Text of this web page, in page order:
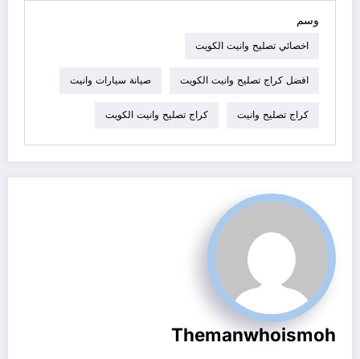
وسم
اخصائي تصليح وانيت الكويت
افضل كراج تصليح وانيت الكويت صيانة سيارات وانيت
كراج تصليح وانيت كراج تصليح وانيت الكويت
Themanwhoismoh